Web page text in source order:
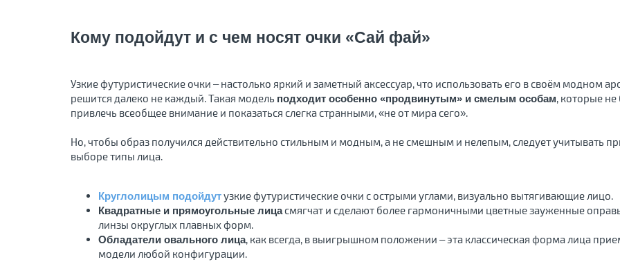
Кому подойдут и с чем носят очки «Сай фай»
Узкие футуристические очки – настолько яркий и заметный аксессуар, что использовать его в своём модном
решится далеко не каждый. Такая модель подходит особенно «продвинутым» и смелым особам, которые не
привлечь всеобщее внимание и показаться слегка странными, «не от мира сего».
Но, чтобы образ получился действительно стильным и модным, а не смешным и нелепым, следует учитывать
выборе типы лица.
Круглолицым подойдутузкие футуристические очки с острыми углами, визуально вытягивающие лицо.
Квадратные и прямоугольные лицасмягчат и сделают более гармоничными цветные зауженные
линзы округлых плавных форм.
Обладатели овального лица, как всегда, в выигрышном положении – эта классическая форма лица
модели любой конфигурации.